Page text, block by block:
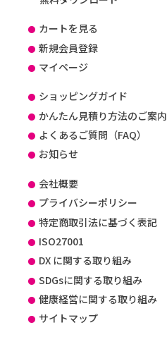
カートを見る
新規会員登録
マイページ
ショッピングガイド
かんたん見積り方法のご案内
よくあるご質問（FAQ）
お知らせ
会社概要
プライバシーポリシー
特定商取引法に基づく表記
ISO27001
DX に関する取り組み
SDGsに関する取り組み
健康経営に関する取り組み
サイトマップ